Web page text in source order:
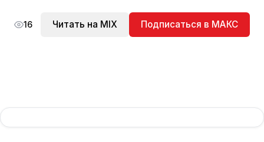
16 Читать на MIX Подписаться в МАКС